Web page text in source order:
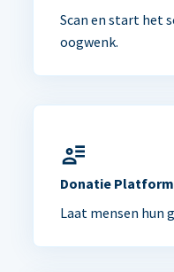
Scan en start het
oogwenk.
Donatie Platform
Laat mensen hun